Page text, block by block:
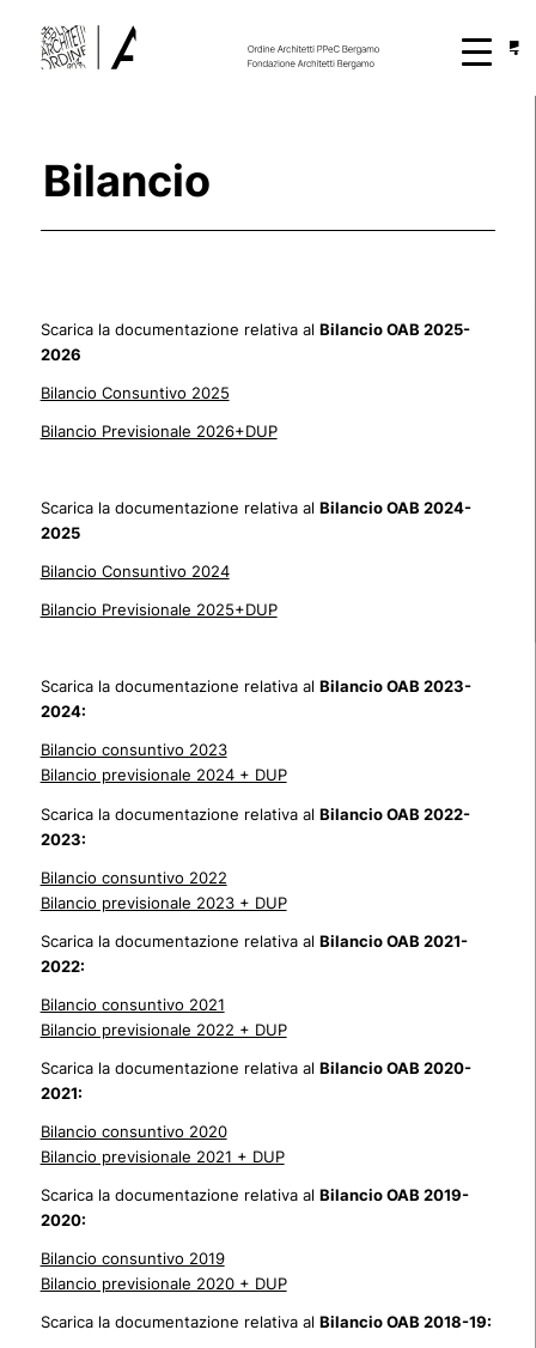
Bilancio
Scarica la documentazione relativa al Bilancio OAB 2025-
2026
Bilancio Consuntivo 2025
Bilancio Previsionale 2026+DUP
Scarica la documentazione relativa al Bilancio OAB 2024-
2025
Bilancio Consuntivo 2024
Bilancio Previsionale 2025+DUP
Scarica la documentazione relativa al Bilancio OAB 2023-
2024:
Bilancio consuntivo 2023
Bilancio previsionale 2024 + DUP
Scarica la documentazione relativa al Bilancio OAB 2022-
2023:
Bilancio consuntivo 2022
Bilancio previsionale 2023 + DUP
Scarica la documentazione relativa al Bilancio OAB 2021-
2022:
Bilancio consuntivo 2021
Bilancio previsionale 2022 + DUP
Scarica la documentazione relativa al Bilancio OAB 2020-
2021:
Bilancio consuntivo 2020
Bilancio previsionale 2021 + DUP
Scarica la documentazione relativa al Bilancio OAB 2019-
2020:
Bilancio consuntivo 2019
Bilancio previsionale 2020 + DUP
Scarica la documentazione relativa al Bilancio OAB 2018-19: